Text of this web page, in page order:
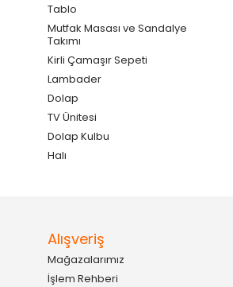
Tablo
Mutfak Masası ve Sandalye
Takımı
Kirli Çamaşır Sepeti
Lambader
Dolap
TV Ünitesi
Dolap Kulbu
Halı
Alışveriş
Mağazalarımız
İşlem Rehberi